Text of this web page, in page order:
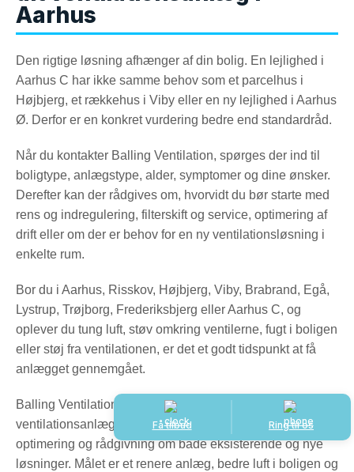
Aarhus
Den rigtige løsning afhænger af din bolig. En lejlighed i
Aarhus C har ikke samme behov som et parcelhus i
Højbjerg, et rækkehus i Viby eller en ny lejlighed i Aarhus
Ø. Derfor er en konkret vurdering bedre end standardråd.
Når du kontakter Balling Ventilation, spørges der ind til
boligtype, anlægstype, alder, symptomer og dine ønsker.
Derefter kan der rådgives om, hvorvidt du bør starte med
rens og indregulering, filterskift og service, optimering af
drift eller om der er behov for en ny ventilationsløsning i
enkelte rum.
Bor du i Aarhus, Risskov, Højbjerg, Viby, Brabrand, Egå,
Lystrup, Trøjborg, Frederiksbjerg eller Aarhus C, og
oplever du tung luft, støv omkring ventilerne, fugt i boligen
eller støj fra ventilationen, er det et godt tidspunkt at få
anlægget gennemgået.
Balling Ventilation hjælper med professionel rens af
ventilationsanlæg i Aarhus, service, indregulering,
optimering og rådgivning om både eksisterende og nye
løsninger. Målet er et renere anlæg, bedre luft i boligen og
Få tilbud Ring til os